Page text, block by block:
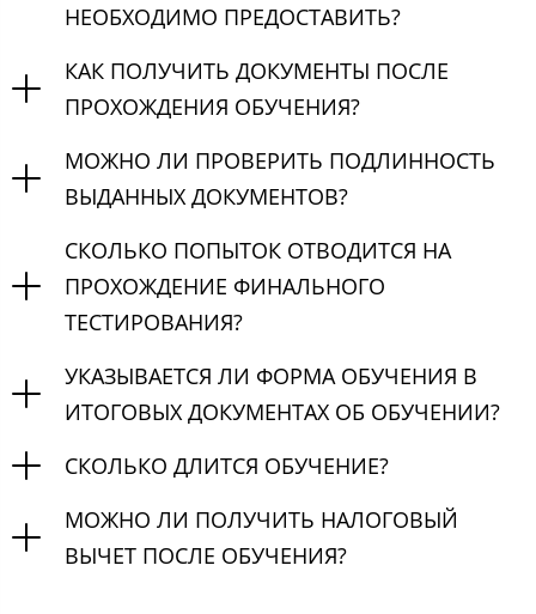
НЕОБХОДИМО ПРЕДОСТАВИТЬ?
КАК ПОЛУЧИТЬ ДОКУМЕНТЫ ПОСЛЕ
ПРОХОЖДЕНИЯ ОБУЧЕНИЯ?
МОЖНО ЛИ ПРОВЕРИТЬ ПОДЛИННОСТЬ
ВЫДАННЫХ ДОКУМЕНТОВ?
СКОЛЬКО ПОПЫТОК ОТВОДИТСЯ НА
ПРОХОЖДЕНИЕ ФИНАЛЬНОГО
ТЕСТИРОВАНИЯ?
УКАЗЫВАЕТСЯ ЛИ ФОРМА ОБУЧЕНИЯ В
ИТОГОВЫХ ДОКУМЕНТАХ ОБ ОБУЧЕНИИ?
СКОЛЬКО ДЛИТСЯ ОБУЧЕНИЕ?
МОЖНО ЛИ ПОЛУЧИТЬ НАЛОГОВЫЙ
ВЫЧЕТ ПОСЛЕ ОБУЧЕНИЯ?